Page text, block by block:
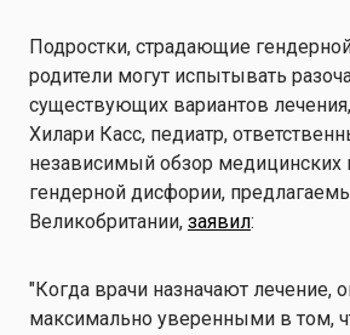
Подростки, страдающие
родители могут испытывать
существующих вариантов
Хилари Касс, педиатр,
независимый обзор медицинских
гендерной дисфории,
Великобритании, заявил:
"Когда врачи назначают лечение,
максимально уверенными в том,